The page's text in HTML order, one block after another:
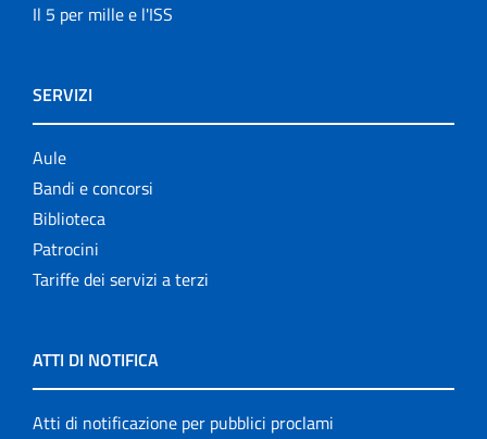
Il 5 per mille e l'ISS
SERVIZI
Aule
Bandi e concorsi
Biblioteca
Patrocini
Tariffe dei servizi a terzi
ATTI DI NOTIFICA
Atti di notificazione per pubblici proclami